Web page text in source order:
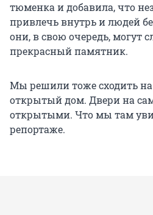
тюменка и добавила, что
привлечь внутрь и людей
они, в свою очередь, могут
прекрасный памятник.
Мы решили тоже сходить на
открытый дом. Двери на
открытыми. Что мы там
репортаже.